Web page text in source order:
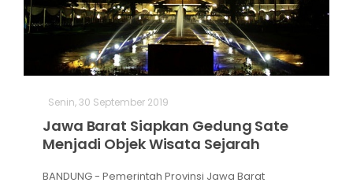
Senin, 30 September 2019
Jawa Barat Siapkan Gedung Sate
Menjadi Objek Wisata Sejarah
BANDUNG - Pemerintah Provinsi Jawa Barat